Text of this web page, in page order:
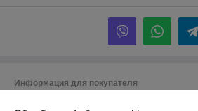
Информация для покупателя